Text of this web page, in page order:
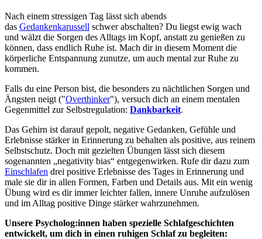
Nach einem stressigen Tag lässt sich abends
das Gedankenkarussell schwer abschalten? Du liegst ewig wach
und wälzt die Sorgen des Alltags im Kopf, anstatt zu genießen zu
können, dass endlich Ruhe ist. Mach dir in diesem Moment die
körperliche Entspannung zunutze, um auch mental zur Ruhe zu
kommen.
Falls du eine Person bist, die besonders zu nächtlichen Sorgen und
Ängsten neigt ("Overthinker"), versuch dich an einem mentalen
Gegenmittel zur Selbstregulation: Dankbarkeit.
Das Gehirn ist darauf gepolt, negative Gedanken, Gefühle und
Erlebnisse stärker in Erinnerung zu behalten als positive, aus reinem
Selbstschutz. Doch mit gezielten Übungen lässt sich diesem
sogenannten „negativity bias“ entgegenwirken. Rufe dir dazu zum
Einschlafen drei positive Erlebnisse des Tages in Erinnerung und
male sie dir in allen Formen, Farben und Details aus. Mit ein wenig
Übung wird es dir immer leichter fallen, innere Unruhe aufzulösen
und im Alltag positive Dinge stärker wahrzunehmen.
Unsere Psycholog:innen haben spezielle Schlafgeschichten
entwickelt, um dich in einen ruhigen Schlaf zu begleiten: